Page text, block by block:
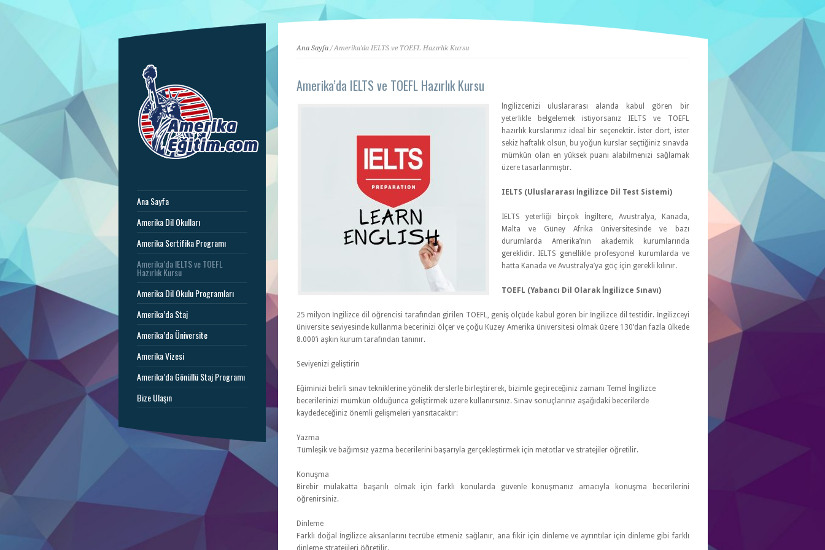
Ana Sayfa/ Amerika'da IELTS ve TOEFL Hazırlık Kursu
Amerika’da IELTS ve TOEFL Hazırlık Kursu
İngilizcenizi uluslararası alanda kabul gören bir
yeterlikle belgelemek istiyorsanız IELTS ve TOEFL
hazırlık kurslarımız ideal bir seçenektir. İster dört, ister
sekiz haftalık olsun, bu yoğun kurslar seçtiğiniz sınavda
mümkün olan en yüksek puanı alabilmenizi sağlamak
üzere tasarlanmıştır.
IELTS (Uluslararası İngilizce Dil Test Sistemi)
IELTS yeterliği birçok İngiltere, Avustralya, Kanada,
Malta ve Güney Afrika üniversitesinde ve bazı
durumlarda Amerika’nın akademik kurumlarında
gereklidir. IELTS genellikle profesyonel kurumlarda ve
hatta Kanada ve Avustralya’ya göç için gerekli kılınır.
TOEFL (Yabancı Dil Olarak İngilizce Sınavı)
25 milyon İngilizce dil öğrencisi tarafından girilen TOEFL, geniş ölçüde kabul gören bir İngilizce dil testidir. İngilizceyi
üniversite seviyesinde kullanma becerinizi ölçer ve çoğu Kuzey Amerika üniversitesi olmak üzere 130’dan fazla ülkede
8.000’i aşkın kurum tarafından tanınır.
Seviyenizi geliştirin
Eğiminizi belirli sınav tekniklerine yönelik derslerle birleştirerek, bizimle geçireceğiniz zamanı Temel İngilizce
becerilerinizi mümkün olduğunca geliştirmek üzere kullanırsınız. Sınav sonuçlarınız aşağıdaki becerilerde
kaydedeceğiniz önemli gelişmeleri yansıtacaktır:
Yazma
Tümleşik ve bağımsız yazma becerilerini başarıyla gerçekleştirmek için metotlar ve stratejiler öğretilir.
Konuşma
Birebir mülakatta başarılı olmak için farklı konularda güvenle konuşmanız amacıyla konuşma becerilerini
öğrenirsiniz.
Dinleme
Farklı doğal İngilizce aksanlarını tecrübe etmeniz sağlanır, ana fikir için dinleme ve ayrıntılar için dinleme gibi farklı
dinleme stratejileri öğretilir.
Ana Sayfa
Amerika Dil Okulları
Amerika Sertifika Programı
Amerika’da IELTS ve TOEFL
Hazırlık Kursu
Amerika Dil Okulu Programları
Amerika’da Staj
Amerika’da Üniversite
Amerika Vizesi
Amerika’da Gönüllü Staj Programı
Bize Ulaşın